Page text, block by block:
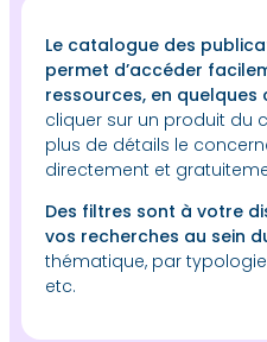
Le catalogue des
permet d’accéder
ressources, en quelques
cliquer sur un produit du
plus de détails le
directement et
Des filtres sont à votre
vos recherches au sein
thématique, par
etc.